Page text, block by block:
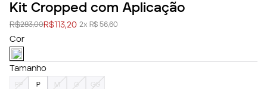
Kit Cropped com Aplicação
R$283,00R$ 113,20 2x R$ 56,60
Cor
Tamanho
PP P M G GG